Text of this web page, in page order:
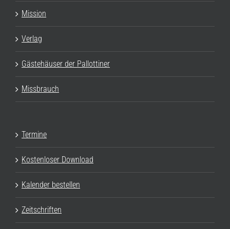
Mission
Verlag
Gästehäuser der Pallottiner
Missbrauch
Termine
Kostenloser Download
Kalender bestellen
Zeitschriften